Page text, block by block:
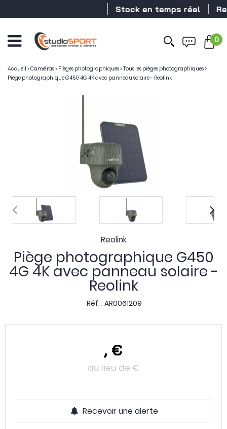
Stock en temps réel
0
Accueil >Caméras> Pièges photographiques>Tous les pièges photographiques>
Piège photographique G450 4G 4K avec panneau solaire - Reolink
Reolink
Piège photographique G450
4G 4K avec panneau solaire -
Reolink
Réf. : AR0061209
, €
au lieu de €
Recevoir une alerte